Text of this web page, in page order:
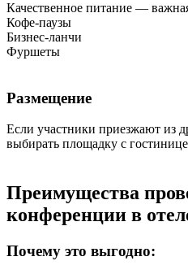
Качественное питание —
Кофе-паузы
Бизнес-ланчи
Фуршеты
Размещение
Если участники приезжают из
выбирать площадку с
Преимущества
конференции в
Почему это выгодно: